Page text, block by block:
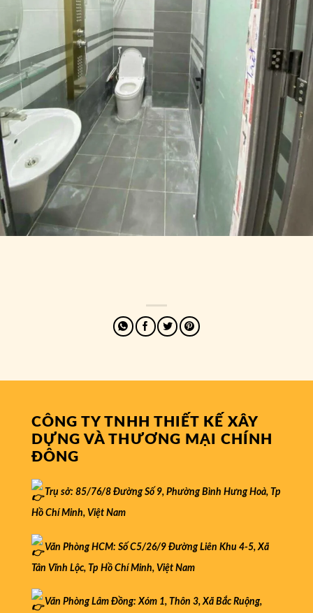
CÔNG TY TNHH THIẾT KẾ XÂY
DỰNG VÀ THƯƠNG MẠI CHÍNH
ĐÔNG
Trụ sở: 85/76/8 Đường Số 9, Phường Bình Hưng Hoà, Tp
Hồ Chí Minh, Việt Nam
Văn Phòng HCM: Số C5/26/9 Đường Liên Khu 4-5, Xã
Tân Vĩnh Lộc, Tp Hồ Chí Minh, Việt Nam
Văn Phòng Lâm Đồng: Xóm 1, Thôn 3, Xã Bắc Ruộng,